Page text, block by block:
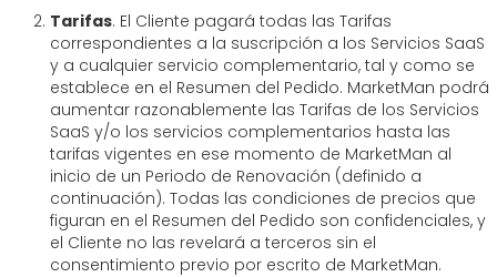
Tarifas. El Cliente pagará todas las Tarifas
correspondientes a la suscripción a los Servicios SaaS
y a cualquier servicio complementario, tal y como se
establece en el Resumen del Pedido. MarketMan podrá
aumentar razonablemente las Tarifas de los Servicios
SaaS y/o los servicios complementarios hasta las
tarifas vigentes en ese momento de MarketMan al
inicio de un Periodo de Renovación (definido a
continuación). Todas las condiciones de precios que
figuran en el Resumen del Pedido son confidenciales, y
el Cliente no las revelará a terceros sin el
consentimiento previo por escrito de MarketMan.